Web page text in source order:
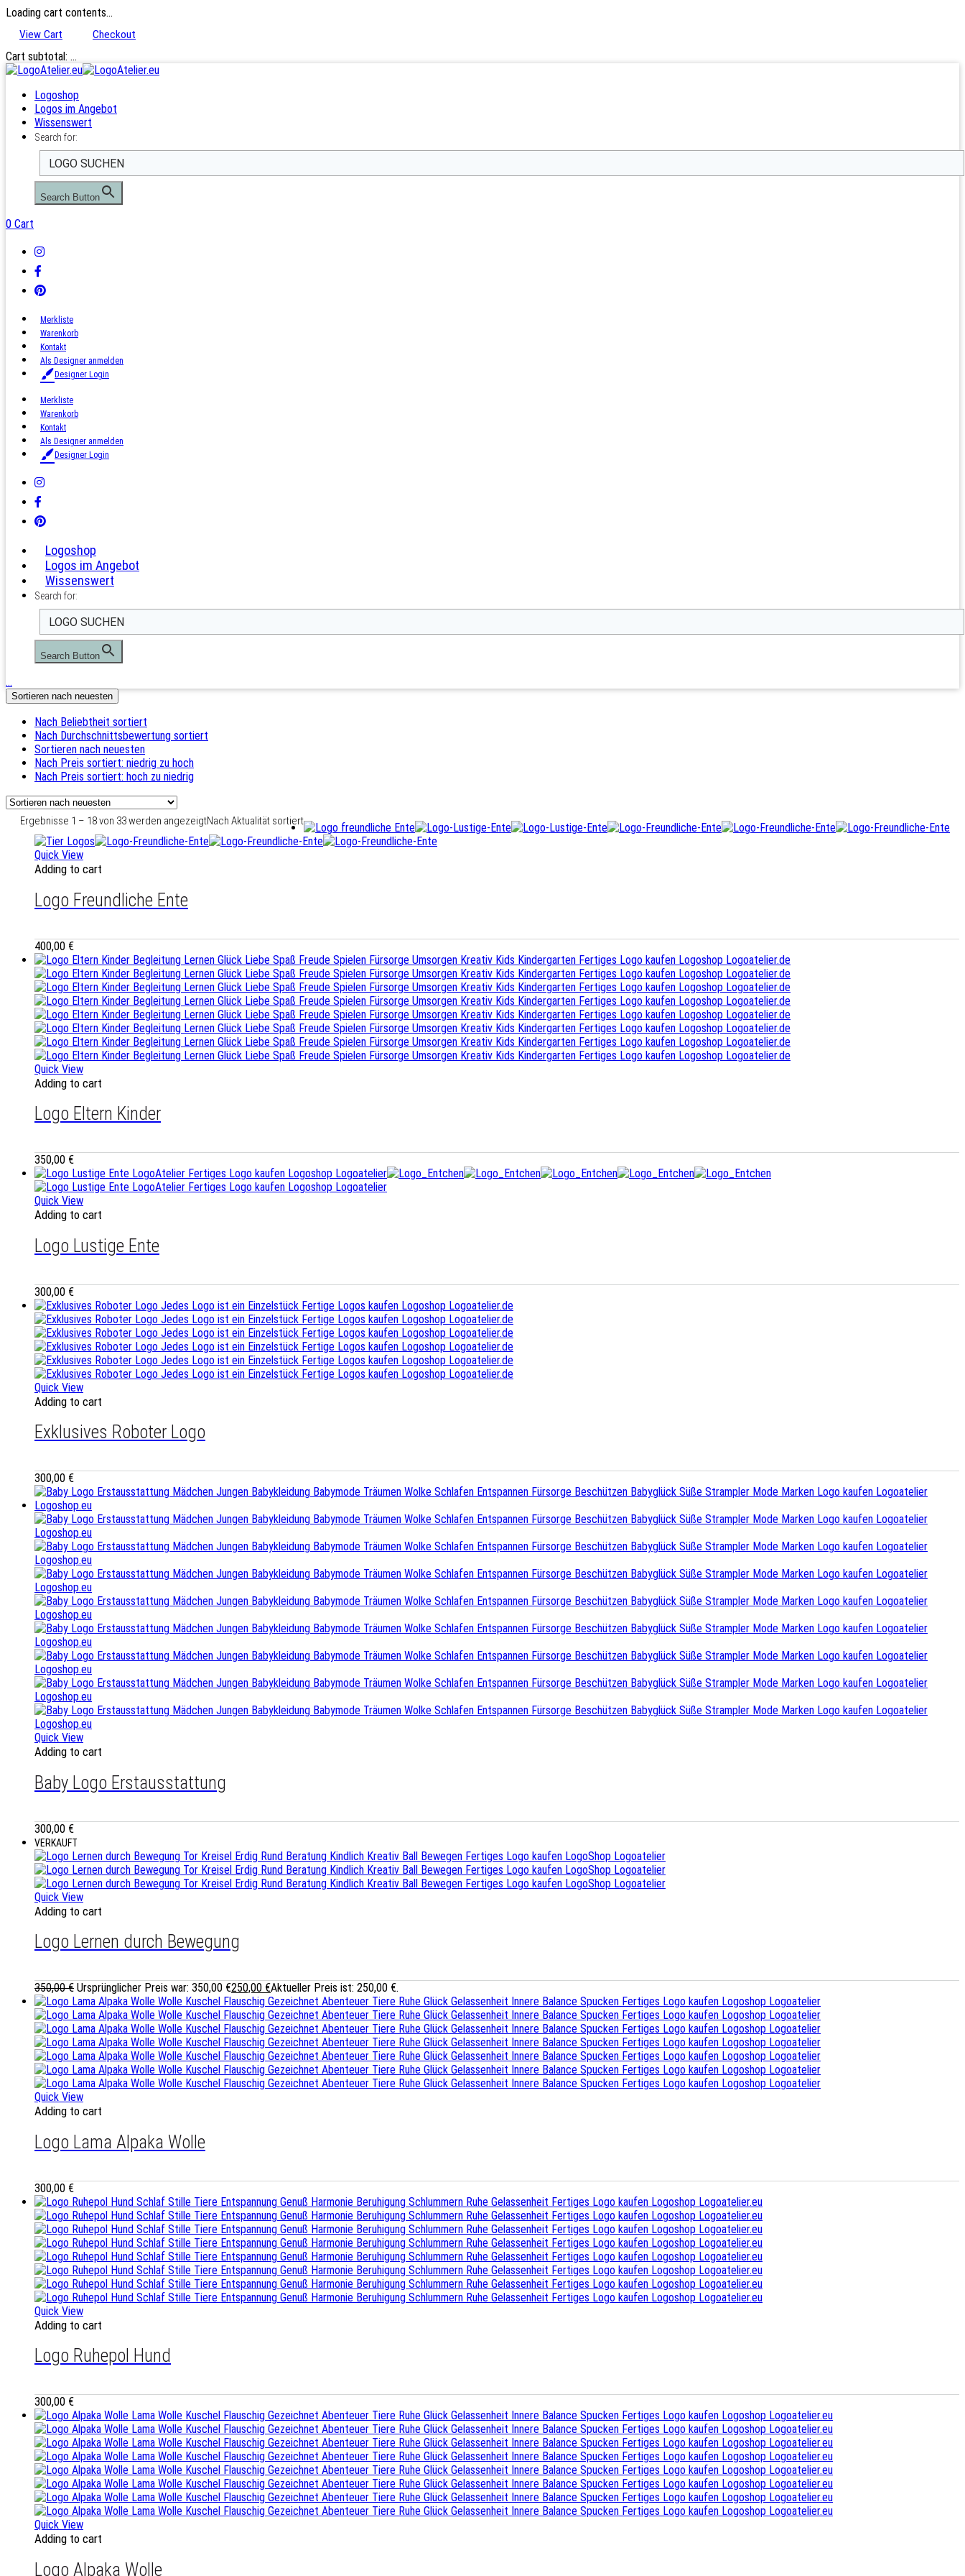
Loading cart contents...
View Cart Checkout
Cart subtotal: …
Logoshop
Logos im Angebot
Wissenswert
Search for:
Search Button
0 Cart
Merkliste
Warenkorb
Kontakt
Als Designer anmelden
Designer Login
Merkliste
Warenkorb
Kontakt
Als Designer anmelden
Designer Login
Logoshop
Logos im Angebot
Wissenswert
Search for:
Search Button
…
Sortieren nach neuesten
Nach Beliebtheit sortiert
Nach Durchschnittsbewertung sortiert
Sortieren nach neuesten
Nach Preis sortiert: niedrig zu hoch
Nach Preis sortiert: hoch zu niedrig
Ergebnisse 1 – 18 von 33 werden angezeigtNach Aktualität sortiert
Quick View
Adding to cart
Logo Freundliche Ente
400,00 €
Quick View
Adding to cart
Logo Eltern Kinder
350,00 €
Quick View
Adding to cart
Logo Lustige Ente
300,00 €
Quick View
Adding to cart
Exklusives Roboter Logo
300,00 €
Quick View
Adding to cart
Baby Logo Erstausstattung
300,00 €
VERKAUFT
Quick View
Adding to cart
Logo Lernen durch Bewegung
350,00€ Ursprünglicher Preis war: 350,00 €250,00 €Aktueller Preis ist: 250,00 €.
Quick View
Adding to cart
Logo Lama Alpaka Wolle
300,00 €
Quick View
Adding to cart
Logo Ruhepol Hund
300,00 €
Quick View
Adding to cart
Logo Alpaka Wolle